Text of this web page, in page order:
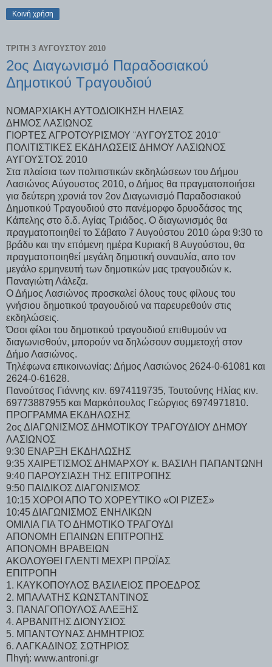
Κοινή χρήση
ΤΡΊΤΗ 3 ΑΥΓΟΎΣΤΟΥ 2010
2ος Διαγωνισμό Παραδοσιακού
Δημοτικού Τραγουδιού
ΝΟΜΑΡΧΙΑΚΗ ΑΥΤΟΔΙΟΙΚΗΣΗ ΗΛΕΙΑΣ
ΔΗΜΟΣ ΛΑΣΙΩΝΟΣ
ΓΙΟΡΤΕΣ ΑΓΡΟΤΟΥΡΙΣΜΟΥ ¨ΑΥΓΟΥΣΤΟΣ 2010¨
ΠΟΛΙΤΙΣΤΙΚΕΣ ΕΚΔΗΛΩΣΕΙΣ ΔΗΜΟΥ ΛΑΣΙΩΝΟΣ
ΑΥΓΟΥΣΤΟΣ 2010
Στα πλαίσια των πολιτιστικών εκδηλώσεων του Δήμου
Λασιώνος Αύγουστος 2010, ο Δήμος θα πραγματοποιήσει
για δεύτερη χρονιά τον 2ον Διαγωνισμό Παραδοσιακού
Δημοτικού Τραγουδιού στο πανέμορφο δρυοδάσος της
Κάπελης στο δ.δ. Αγίας Τριάδος. Ο διαγωνισμός θα
πραγματοποιηθεί το Σάβατο 7 Αυγούστου 2010 ώρα 9:30 το
βράδυ και την επόμενη ημέρα Κυριακή 8 Αυγούστου, θα
πραγματοποιηθεί μεγάλη δημοτική συναυλία, απο τον
μεγάλο ερμηνευτή των δημοτικών μας τραγουδιών κ.
Παναγιώτη Λάλεζα.
Ο Δήμος Λασιώνος προσκαλεί όλους τους φίλους του
γνήσιου δημοτικού τραγουδιού να παρευρεθούν στις
εκδηλώσεις.
Όσοι φίλοι του δημοτικού τραγουδιού επιθυμούν να
διαγωνισθούν, μπορούν να δηλώσουν συμμετοχή στον
Δήμο Λασιώνος.
Τηλέφωνα επικοινωνίας: Δήμος Λασιώνος 2624-0-61081 και
2624-0-61628.
Πανούτσος Γιάννης κιν. 6974119735, Τουτούνης Ηλίας κιν.
69773887955 και Μαρκόπουλος Γεώργιος 6974971810.
ΠΡΟΓΡΑΜΜΑ ΕΚΔΗΛΩΣΗΣ
2ος ΔΙΑΓΩΝΙΣΜΟΣ ΔΗΜΟΤΙΚΟΥ ΤΡΑΓΟΥΔΙΟΥ ΔΗΜΟΥ
ΛΑΣΙΩΝΟΣ
9:30 ΕΝΑΡΞΗ ΕΚΔΗΛΩΣΗΣ
9:35 ΧΑΙΡΕΤΙΣΜΟΣ ΔΗΜΑΡΧΟΥ κ. ΒΑΣΙΛΗ ΠΑΠΑΝΤΩΝΗ
9:40 ΠΑΡΟΥΣΙΑΣΗ ΤΗΣ ΕΠΙΤΡΟΠΗΣ
9:50 ΠΑΙΔΙΚΟΣ ΔΙΑΓΩΝΙΣΜΟΣ
10:15 ΧΟΡΟΙ ΑΠΟ ΤΟ ΧΟΡΕΥΤΙΚΟ «ΟΙ ΡΙΖΕΣ»
10:45 ΔΙΑΓΩΝΙΣΜΟΣ ΕΝΗΛΙΚΩΝ
ΟΜΙΛΙΑ ΓΙΑ ΤΟ ΔΗΜΟΤΙΚΟ ΤΡΑΓΟΥΔΙ
ΑΠΟΝΟΜΗ ΕΠΑΙΝΩΝ ΕΠΙΤΡΟΠΗΣ
ΑΠΟΝΟΜΗ ΒΡΑΒΕΙΩΝ
ΑΚΟΛΟΥΘΕΙ ΓΛΕΝΤΙ ΜΕΧΡΙ ΠΡΩΪΑΣ
ΕΠΙΤΡΟΠΗ
1. ΚΑΥΚΟΠΟΥΛΟΣ ΒΑΣΙΛΕΙΟΣ ΠΡΟΕΔΡΟΣ
2. ΜΠΑΛΑΤΗΣ ΚΩΝΣΤΑΝΤΙΝΟΣ
3. ΠΑΝΑΓΟΠΟΥΛΟΣ ΑΛΕΞΗΣ
4. ΑΡΒΑΝΙΤΗΣ ΔΙΟΝΥΣΙΟΣ
5. ΜΠΑΝΤΟΥΝΑΣ ΔΗΜΗΤΡΙΟΣ
6. ΛΑΓΚΑΔΙΝΟΣ ΣΩΤΗΡΙΟΣ
Πhγή: www.antroni.gr